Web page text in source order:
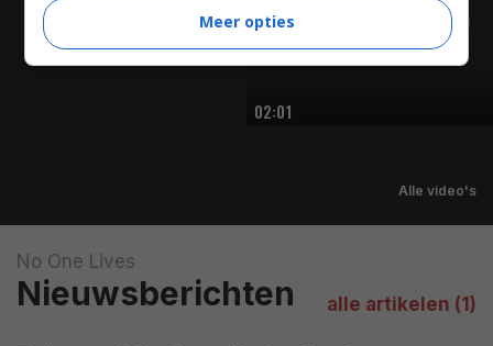
02:01
Alle video's
alle artikelen (1)
No One Lives
Nieuwsberichten
Meer opties